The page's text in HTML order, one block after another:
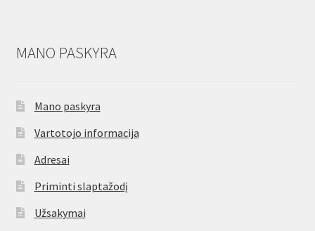
MANO PASKYRA
Mano paskyra
Vartotojo informacija
Adresai
Priminti slaptažodį
Užsakymai